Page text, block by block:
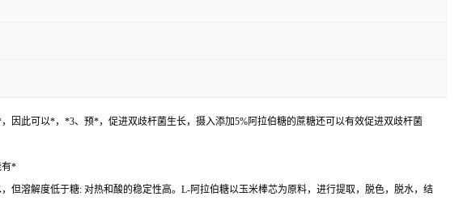
此可以*，*3、预*，促进双歧杆菌生长，摄入添加5%阿拉伯糖的蔗糖还可以有效促进双歧杆菌
有*
但溶解度低于糖: 对热和酸的稳定性高。L-阿拉伯糖以玉米棒芯为原料，进行提取，脱色，脱水，结